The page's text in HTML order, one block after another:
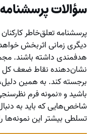
سؤالات
پرسشنامه تعلق‌خاطر
دیگری زمانی اثربخش
هدفمندی داشته باشند.
نشان‌دهنده نقاط ضعف کل
برجسته کند. به همین
باشید و «نمونه فرم
شاخص‌هایی که باید به
تسلطی بیشتر این نمونه‌ها